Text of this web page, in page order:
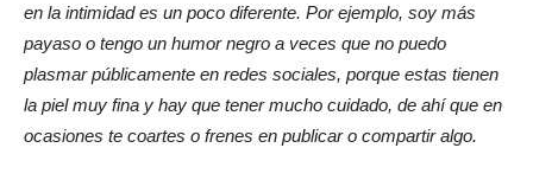
en la intimidad es un poco diferente. Por ejemplo, soy más
payaso o tengo un humor negro a veces que no puedo
plasmar públicamente en redes sociales, porque estas tienen
la piel muy fina y hay que tener mucho cuidado, de ahí que en
ocasiones te coartes o frenes en publicar o compartir algo.